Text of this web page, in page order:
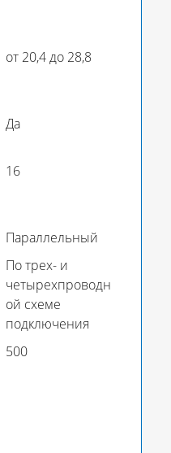
от 20,4 до 28,8
Да
16
Параллельный
По трех- и
четырехпроводн
ой схеме
подключения
500